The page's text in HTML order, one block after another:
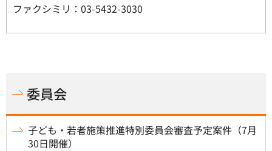
ファクシミリ：03-5432-3030
委員会
子ども・若者施策推進特別委員会審査予定案件（7月
30日開催）